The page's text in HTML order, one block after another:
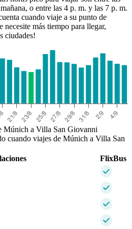
o entre las 4 p. m. y las 7 p. m.
cuando viaje a su punto de
necesite más tiempo para llegar,
ciudades!
Múnich a Villa San Giovanni
cuando viajes de Múnich a Villa San
FlixBus